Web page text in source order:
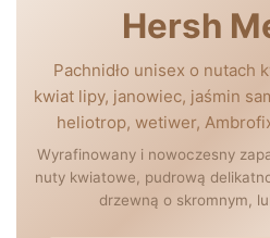
Hersh
Pachnidło unisex o nutach
kwiat lipy, janowiec, jaśmin
heliotrop, wetiwer,
Wyrafinowany i nowoczesny
nuty kwiatowe, pudrową
drzewną o skromnym,